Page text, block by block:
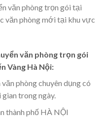
văn phòng trọn gói tại
văn phòng mới tại khu vực
văn phòng trọn gói
Vàng Hà Nội:
phòng chuyên dụng có
trong ngày.
thành phố HÀ NỘI